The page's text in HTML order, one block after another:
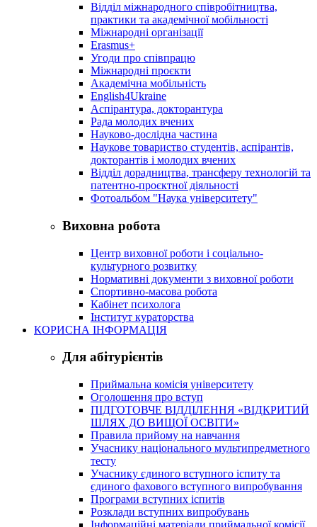
Відділ міжнародного співробітництва,
практики та академічної мобільності
Міжнародні організації
Erasmus+
Угоди про співпрацю
Міжнародні проєкти
Академічна мобільність
English4Ukraine
Аспірантура, докторантура
Рада молодих вчених
Науково-дослідна частина
Наукове товариство студентів, аспірантів,
докторантів і молодих вчених
Відділ дорадництва, трансферу технологій та
патентно-проєктної діяльності
Фотоальбом "Наука університету"
Виховна робота
Центр виховної роботи і соціально-
культурного розвитку
Нормативні документи з виховної роботи
Спортивно-масова робота
Кабінет психолога
Інститут кураторства
КОРИСНА ІНФОРМАЦІЯ
Для абітурієнтів
Приймальна комісія університету
Оголошення про вступ
ПІДГОТОВЧЕ ВІДДІЛЕННЯ «ВІДКРИТИЙ
ШЛЯХ ДО ВИЩОЇ ОСВІТИ»
Правила прийому на навчання
Учаснику національного мультипредметного
тесту
Учаснику єдиного вступного іспиту та
єдиного фахового вступного випробування
Програми вступних іспитів
Розклади вступних випробувань
Інформаційні матеріали приймальної комісії